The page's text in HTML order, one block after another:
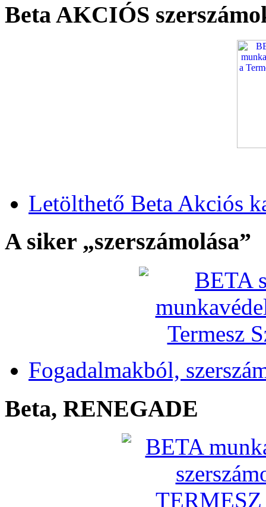
Beta AKCIÓS
Letölthető Beta Akciós
A siker „szerszámolása”
Fogadalmakból,
Beta, RENEGADE